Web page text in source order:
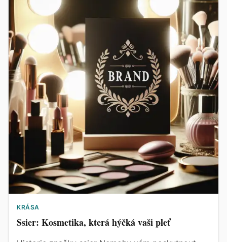
KRÁSA
Ssier: Kosmetika, která hýčká vaši pleť